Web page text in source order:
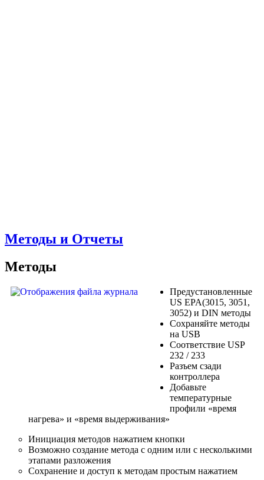
Методы и Отчеты
Методы
Предустановленные
US EPA(3015, 3051,
3052) и DIN методы
Сохраняйте методы
на USB
Соответствие USP
232 / 233
Разъем сзади
контроллера
Добавьте
температурные
профили «время
нагрева» и «время выдерживания»
Инициация методов нажатием кнопки
Возможно создание метода с одним или с несколькими
этапами разложения
Сохранение и доступ к методам простым нажатием